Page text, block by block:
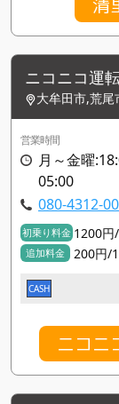
ニコニコ運
大牟田市,荒
営業時間
月～金曜
05:00
080-4312-
初乗り料金 1200円
追加料金 200円/
CASH
ニコニ